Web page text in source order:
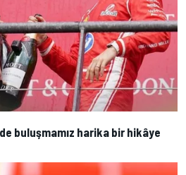
buluşmamız harika bir hikâye